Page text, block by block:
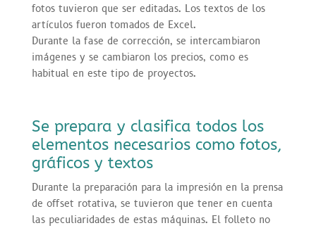
fotos tuvieron que ser editadas. Los textos de los
artículos fueron tomados de Excel.
Durante la fase de corrección, se intercambiaron
imágenes y se cambiaron los precios, como es
habitual en este tipo de proyectos.
Se prepara y clasifica todos los
elementos necesarios como fotos,
gráficos y textos
Durante la preparación para la impresión en la prensa
de offset rotativa, se tuvieron que tener en cuenta
las peculiaridades de estas máquinas. El folleto no